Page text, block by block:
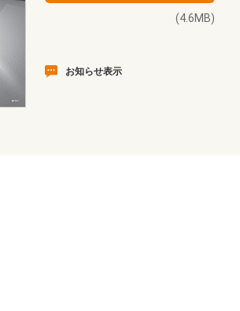
(4.6MB)
お知らせ表示